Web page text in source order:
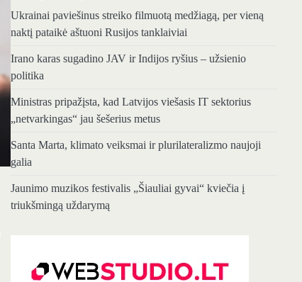
Ukrainai paviešinus streiko filmuotą medžiagą, per vieną
naktį pataikė aštuoni Rusijos tanklaiviai
Irano karas sugadino JAV ir Indijos ryšius – užsienio
politika
Ministras pripažįsta, kad Latvijos viešasis IT sektorius
„netvarkingas“ jau šešerius metus
Santa Marta, klimato veiksmai ir plurilateralizmo naujoji
galia
Jaunimo muzikos festivalis „Šiauliai gyvai“ kviečia į
triukšmingą uždarymą